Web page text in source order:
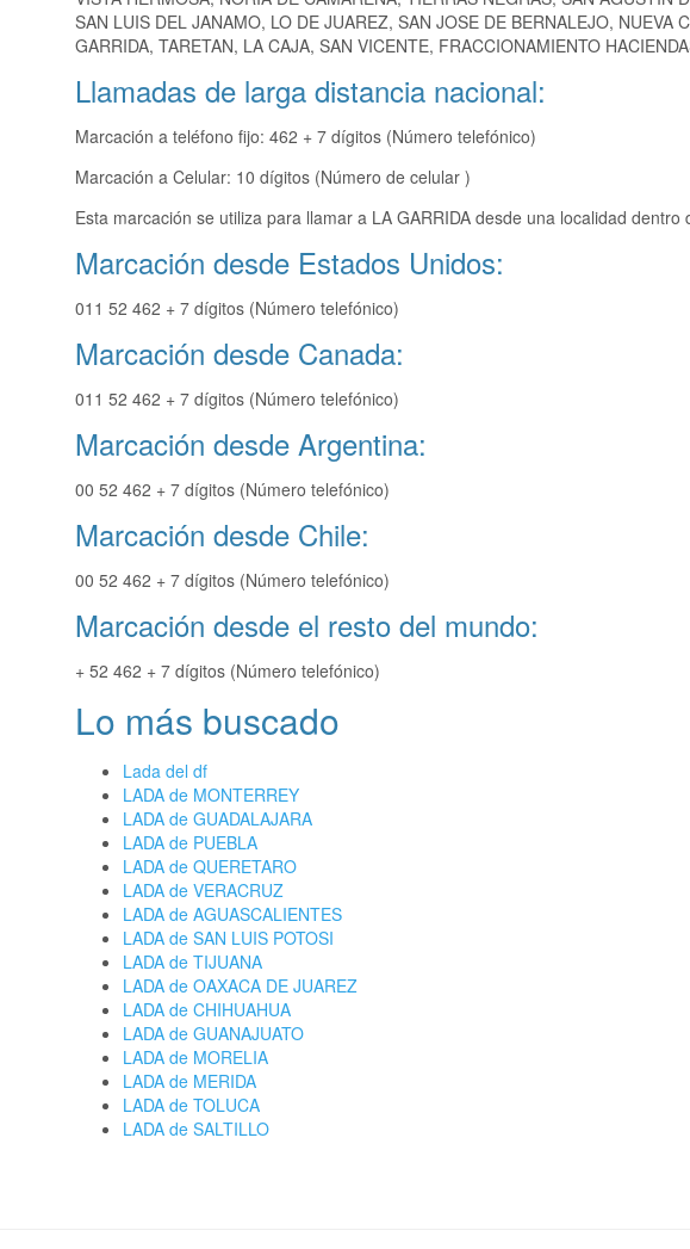
SAN LUIS DEL JANAMO, LO DE JUAREZ, SAN JOSE DE BERNALEJO, NUEVA
GARRIDA, TARETAN, LA CAJA, SAN VICENTE, FRACCIONAMIENTO
Llamadas de larga distancia nacional:
Marcación a teléfono fijo: 462 + 7 dígitos (Número telefónico)
Marcación a Celular: 10 dígitos (Número de celular )
Esta marcación se utiliza para llamar a LA GARRIDA desde una localidad dentro
Marcación desde Estados Unidos:
011 52 462 + 7 dígitos (Número telefónico)
Marcación desde Canada:
011 52 462 + 7 dígitos (Número telefónico)
Marcación desde Argentina:
00 52 462 + 7 dígitos (Número telefónico)
Marcación desde Chile:
00 52 462 + 7 dígitos (Número telefónico)
Marcación desde el resto del mundo:
+ 52 462 + 7 dígitos (Número telefónico)
Lo más buscado
Lada del df
LADA de MONTERREY
LADA de GUADALAJARA
LADA de PUEBLA
LADA de QUERETARO
LADA de VERACRUZ
LADA de AGUASCALIENTES
LADA de SAN LUIS POTOSI
LADA de TIJUANA
LADA de OAXACA DE JUAREZ
LADA de CHIHUAHUA
LADA de GUANAJUATO
LADA de MORELIA
LADA de MERIDA
LADA de TOLUCA
LADA de SALTILLO